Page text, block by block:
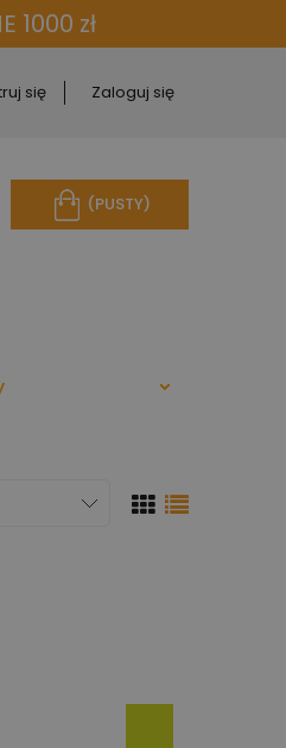
1000 zł
się Zaloguj się
(PUSTY)